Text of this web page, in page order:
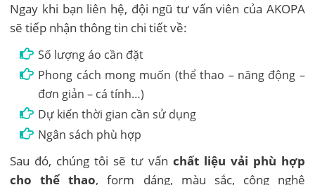
Ngay khi bạn liên hệ, đội ngũ tư vấn viên của AKOPA
sẽ tiếp nhận thông tin chi tiết về:
Số lượng áo cần đặt
Phong cách mong muốn (thể thao – năng động –
đơn giản – cá tính…)
Dự kiến thời gian cần sử dụng
Ngân sách phù hợp
Sau đó, chúng tôi sẽ tư vấn chất liệu vải phù hợp
cho thể thao, form dáng, màu sắc, công nghệ